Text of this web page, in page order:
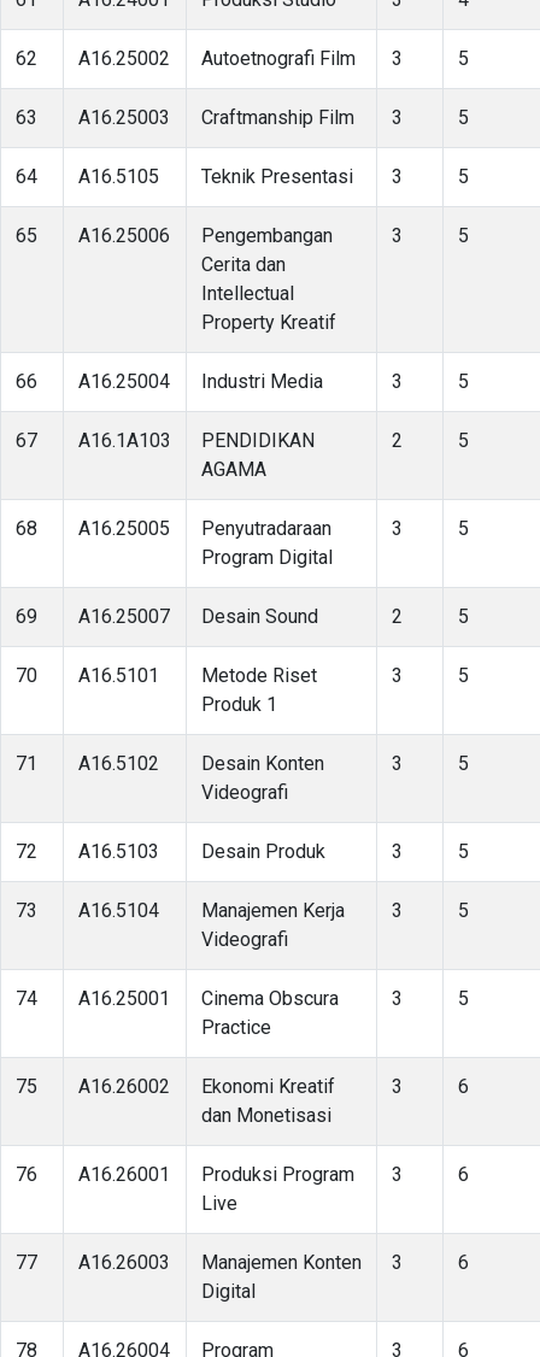
62 A16.25002 Autoetnografi Film 3 5
63 A16.25003 Craftmanship Film 3 5
64 A16.5105 Teknik Presentasi 3 5
65 A16.25006
Pengembangan
Cerita dan
Intellectual
Property Kreatif
3 5
66 A16.25004 Industri Media 3 5
67 A16.1A103
PENDIDIKAN
AGAMA
2 5
68 A16.25005
Penyutradaraan
Program Digital
3 5
69 A16.25007 Desain Sound 2 5
70 A16.5101
Metode Riset
Produk 1
3 5
71 A16.5102
Desain Konten
Videografi
3 5
72 A16.5103 Desain Produk 3 5
73 A16.5104
Manajemen Kerja
Videografi
3 5
74 A16.25001
Cinema Obscura
Practice
3 5
75 A16.26002
Ekonomi Kreatif
dan Monetisasi
3 6
76 A16.26001
Produksi Program
Live
3 6
77 A16.26003
Manajemen Konten
Digital
3 6
78 A16.26004 Program 3 6